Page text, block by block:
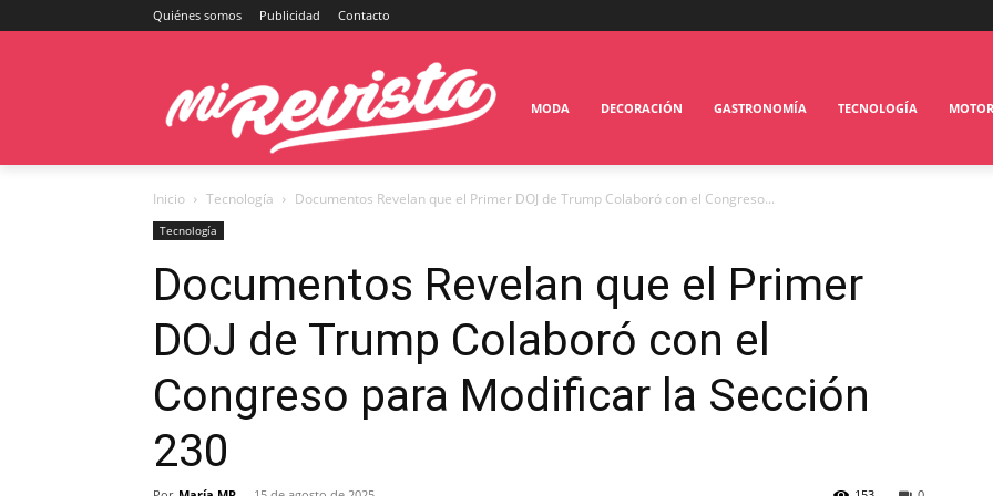
Quiénes somos Publicidad Contacto
MODA DECORACIÓN GASTRONOMÍA TECNOLOGÍA MOTOR
Inicio Tecnología Documentos Revelan que el Primer DOJ de Trump Colaboró con el Congreso...
Tecnología
Documentos Revelan que el Primer
DOJ de Trump Colaboró con el
Congreso para Modificar la Sección
230